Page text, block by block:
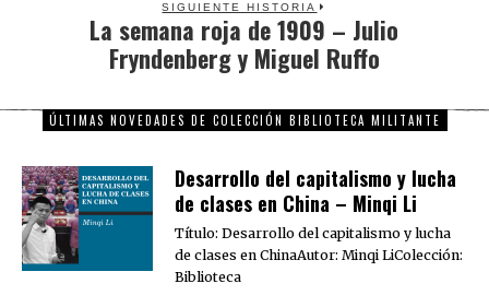
SIGUIENTE HISTORIA
Next
post:
La semana roja de 1909 – Julio
Fryndenberg y Miguel Ruffo
ÚLTIMAS NOVEDADES DE COLECCIÓN BIBLIOTECA MILITANTE
Desarrollo del capitalismo y lucha
de clases en China – Minqi Li
Título: Desarrollo del capitalismo y lucha
de clases en ChinaAutor: Minqi LiColección:
Biblioteca